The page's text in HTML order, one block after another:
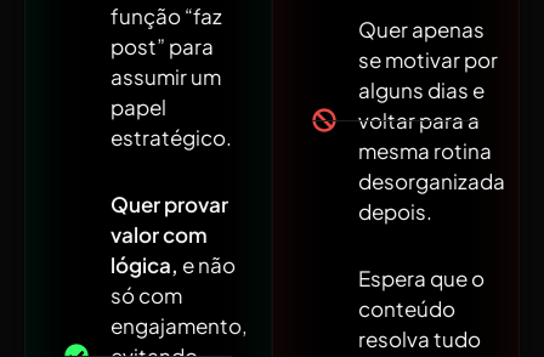
função “faz
post” para
assumir um
papel
estratégico.
Quer provar
valor com
lógica, e não
só com
engajamento,
Quer apenas
se motivar por
alguns dias e
voltar para a
mesma rotina
desorganizada
depois.
Espera que o
conteúdo
resolva tudo